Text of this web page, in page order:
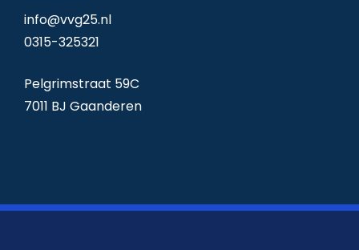
info@vvg25.nl
0315-325321
Pelgrimstraat 59C
7011 BJ Gaanderen